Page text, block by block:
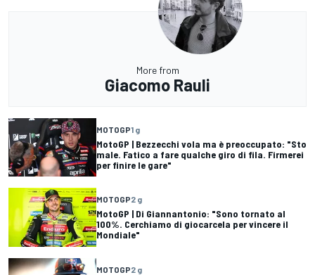
More from
Giacomo Rauli
MOTOGP1 g
MotoGP | Bezzecchi vola ma è preoccupato: "Sto
male. Fatico a fare qualche giro di fila. Firmerei
per finire le gare"
MOTOGP2 g
MotoGP | Di Giannantonio: "Sono tornato al
100%. Cerchiamo di giocarcela per vincere il
Mondiale"
MOTOGP2 g